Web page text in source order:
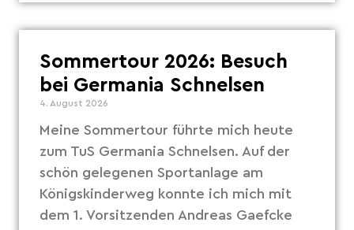
Sommertour 2026: Besuch
bei Germania Schnelsen
4. August 2026
Meine Sommertour führte mich heute
zum TuS Germania Schnelsen. Auf der
schön gelegenen Sportanlage am
Königskinderweg konnte ich mich mit
dem 1. Vorsitzenden Andreas Gaefcke